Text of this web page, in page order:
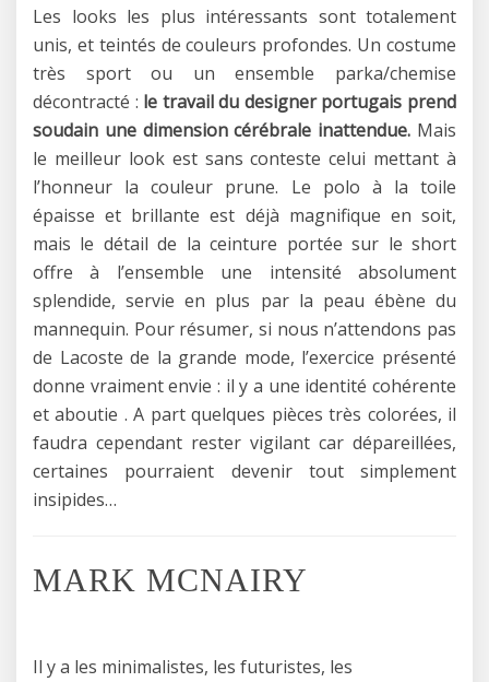
Les looks les plus intéressants sont totalement
unis, et teintés de couleurs profondes. Un costume
très sport ou un ensemble parka/chemise
décontracté : le travail du designer portugais prend
soudain une dimension cérébrale inattendue. Mais
le meilleur look est sans conteste celui mettant à
l’honneur la couleur prune. Le polo à la toile
épaisse et brillante est déjà magnifique en soit,
mais le détail de la ceinture portée sur le short
offre à l’ensemble une intensité absolument
splendide, servie en plus par la peau ébène du
mannequin. Pour résumer, si nous n’attendons pas
de Lacoste de la grande mode, l’exercice présenté
donne vraiment envie : il y a une identité cohérente
et aboutie . A part quelques pièces très colorées, il
faudra cependant rester vigilant car dépareillées,
certaines pourraient devenir tout simplement
insipides…
MARK MCNAIRY
Il y a les minimalistes, les futuristes, les